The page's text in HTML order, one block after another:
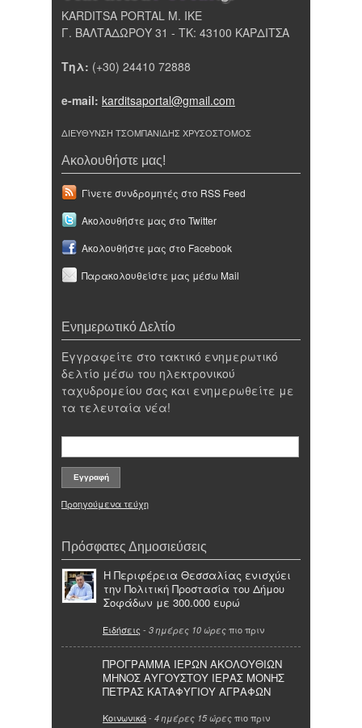
KARDITSA PORTAL Μ. ΙΚΕ
Γ. ΒΑΛΤΑΔΩΡΟΥ 31 - ΤΚ: 43100 ΚΑΡΔΙΤΣΑ
Τηλ: (+30) 24410 72888
e-mail: karditsaportal@gmail.com
ΔΙΕΥΘΥΝΣΗ ΤΣΟΜΠΑΝΙΔΗΣ ΧΡΥΣΟΣΤΟΜΟΣ
Ακολουθήστε μας!
Γίνετε συνδρομητές στο RSS Feed
Ακολουθήστε μας στο Twitter
Ακολουθήστε μας στο Facebook
Παρακολουθείστε μας μέσω Mail
Ενημερωτικό Δελτίο
Εγγραφείτε στο τακτικό ενημερωτικό
δελτίο μέσω του ηλεκτρονικού
ταχυδρομείου σας και ενημερωθείτε με
τα τελευταία νέα!
Προηγούμενα τεύχη
Πρόσφατες Δημοσιεύσεις
Η Περιφέρεια Θεσσαλίας ενισχύει
την Πολιτική Προστασία του Δήμου
Σοφάδων με 300.000 ευρώ
Ειδήσεις - 3 ημέρες 10 ώρες πιο πριν
ΠΡΟΓΡΑΜΜΑ ΙΕΡΩΝ ΑΚΟΛΟΥΘΙΩΝ
ΜΗΝΟΣ ΑΥΓΟΥΣΤΟΥ ΙΕΡΑΣ ΜΟΝΗΣ
ΠΕΤΡΑΣ ΚΑΤΑΦΥΓΙΟΥ ΑΓΡΑΦΩΝ
Κοινωνικά- 4 ημέρες 15 ώρες πιο πριν